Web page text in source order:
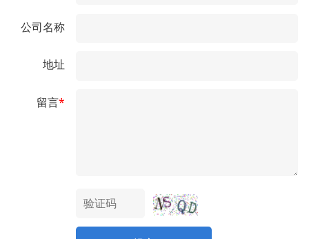
公司名称
地址
留言*